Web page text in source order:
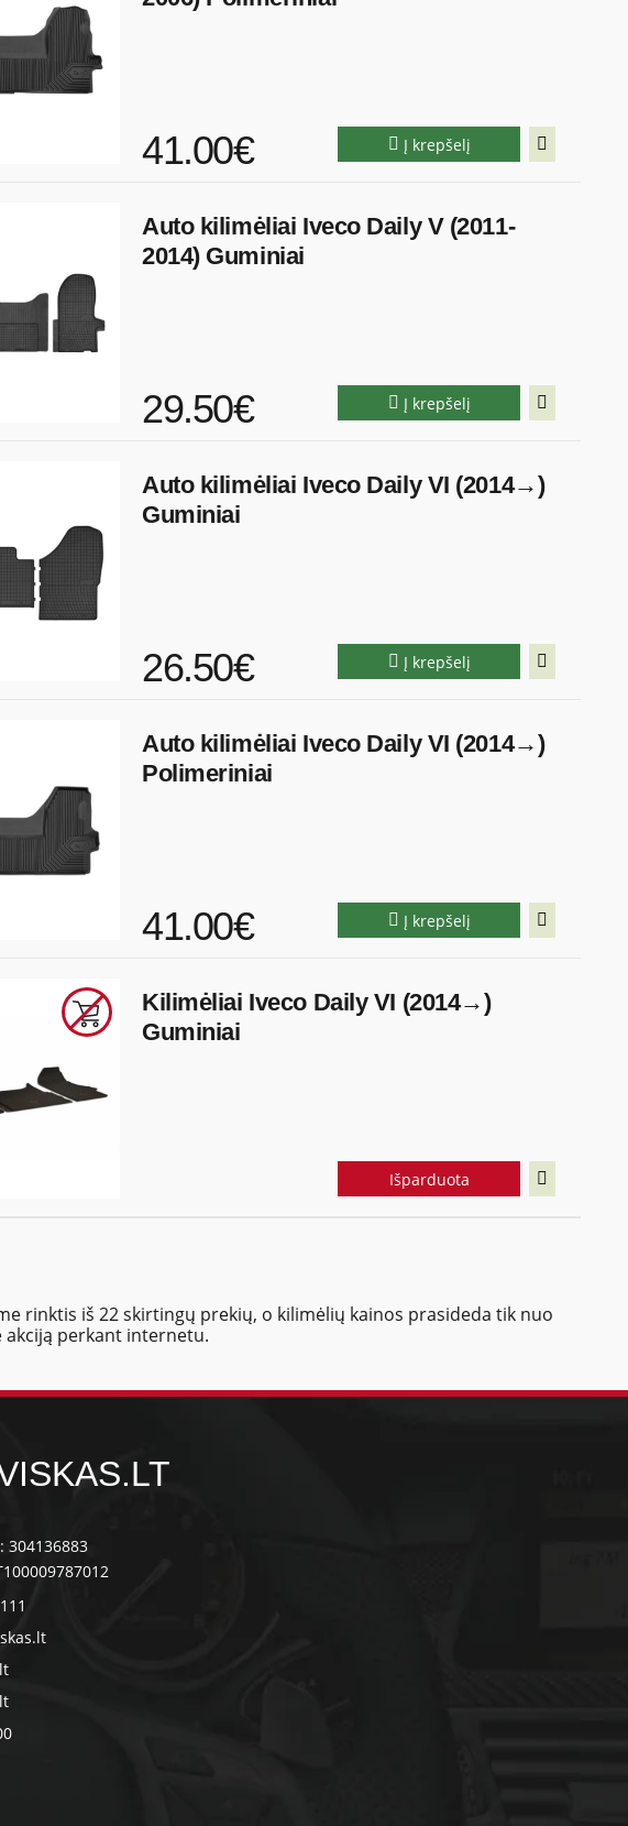
41.00€ Į krepšelį
Auto kilimėliai Iveco Daily V (2011-
2014) Guminiai
29.50€ Į krepšelį
Auto kilimėliai Iveco Daily VI (2014→)
Guminiai
26.50€ Į krepšelį
Auto kilimėliai Iveco Daily VI (2014→)
Polimeriniai
41.00€ Į krepšelį
Kilimėliai Iveco Daily VI (2014→)
Guminiai
Išparduota
rinktis iš 22 skirtingų prekių, o kilimėlių kainos prasideda tik nuo
akciją perkant internetu.
304136883